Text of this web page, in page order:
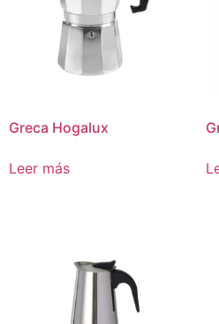
Greca Hogalux
Leer más